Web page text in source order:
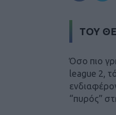
ΤΟΥ
Όσο πιο
league 2,
“πυρός”